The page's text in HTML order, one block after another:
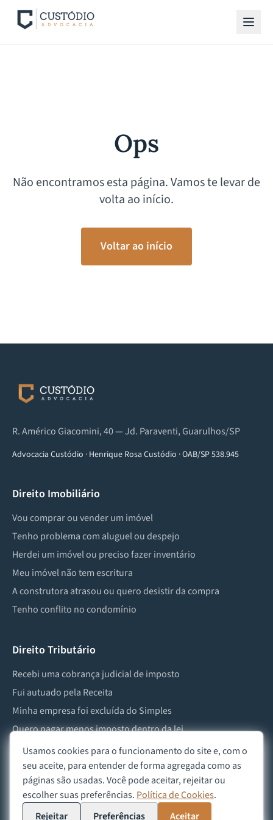
Ops
Não encontramos esta página. Vamos te levar de
volta ao início.
Voltar ao início
R. Américo Giacomini, 40 — Jd. Paraventi, Guarulhos/SP
Advocacia Custódio · Henrique Rosa Custódio ·OAB/SP 538.945
Direito Imobiliário
Vou comprar ou vender um imóvel
Tenho problema com aluguel ou despejo
Herdei um imóvel ou preciso fazer inventário
Meu imóvel não tem escritura
A construtora atrasou ou quero desistir da compra
Tenho conflito no condomínio
Direito Tributário
Recebi uma cobrança judicial de imposto
Fui autuado pela Receita
Minha empresa foi excluída do Simples
Quero pagar menos imposto dentro da lei
Preciso lidar com imposto de herança ou doação
2026Advocacia Custódio
Política de Privacidade Política de Cookies Aviso Legal
Usamos cookies para o funcionamento do site e, com o
seu aceite, para entender de forma agregada como as
páginas são usadas. Você pode aceitar, rejeitar ou
escolher suas preferências. Política de Cookies.
Rejeitar
Preferências Aceitar